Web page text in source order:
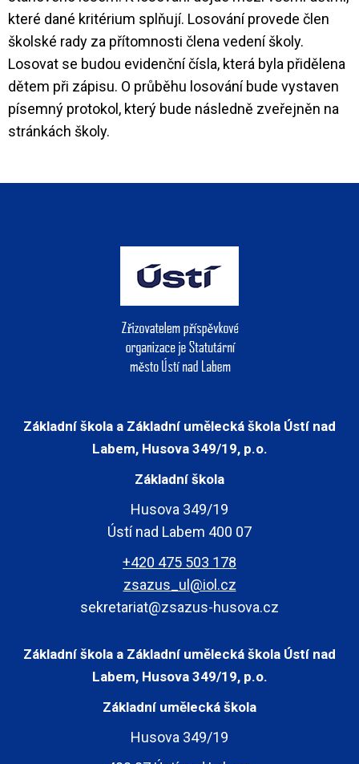
které dané kritérium splňují. Losování provede člen
školské rady za přítomnosti člena vedení školy.
Losovat se budou evidenční čísla, která byla přidělena
dětem při zápisu. O průběhu losování bude vystaven
písemný protokol, který bude následně zveřejněn na
stránkách školy.
Základní škola a Základní umělecká škola Ústí nad
Labem, Husova 349/19, p.o.
Základní škola
Husova 349/19
Ústí nad Labem 400 07
+420 475 503 178
zsazus_ul@iol.cz
sekretariat@zsazus-husova.cz
Základní škola a Základní umělecká škola Ústí nad
Labem, Husova 349/19, p.o.
Základní umělecká škola
Husova 349/19